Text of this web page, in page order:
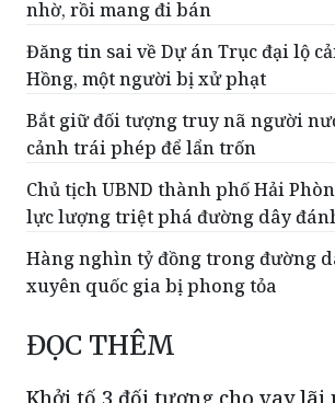
Mượn iPhone 17 Pro Max của
nhờ, rồi mang đi bán
Đăng tin sai về Dự án Trục đại lộ
Hồng, một người bị xử phạt
Bắt giữ đối tượng truy nã người
cảnh trái phép để lẩn trốn
Chủ tịch UBND thành phố Hải
lực lượng triệt phá đường dây
Hàng nghìn tỷ đồng trong đường
xuyên quốc gia bị phong tỏa